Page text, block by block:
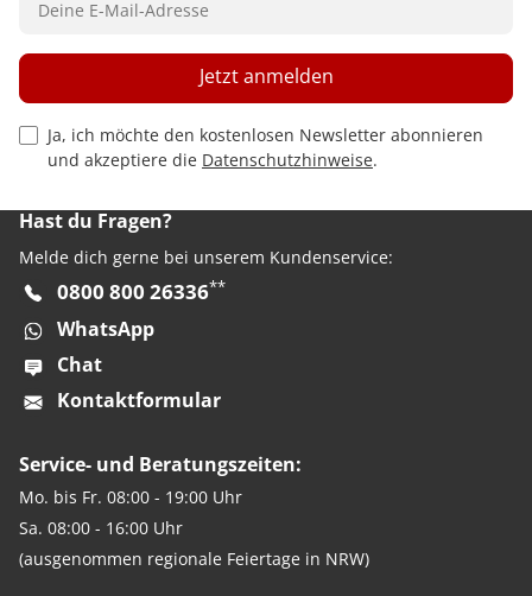
Privacy Policy Checkbox
Ja, ich möchte den kostenlosen Newsletter abonnieren
und akzeptiere die Datenschutzhinweise.
Jetzt anmelden
Hast du Fragen?
Melde dich gerne bei unserem Kundenservice:
0800 800 26336**
WhatsApp
Chat
Kontaktformular
Service- und Beratungszeiten:
Mo. bis Fr. 08:00 - 19:00 Uhr
Sa. 08:00 - 16:00 Uhr
(ausgenommen regionale Feiertage in NRW)